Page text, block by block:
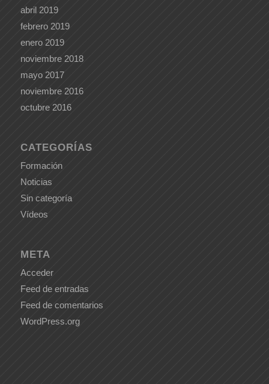
abril 2019
febrero 2019
enero 2019
noviembre 2018
mayo 2017
noviembre 2016
octubre 2016
CATEGORÍAS
Formación
Noticias
Sin categoría
Vídeos
META
Acceder
Feed de entradas
Feed de comentarios
WordPress.org